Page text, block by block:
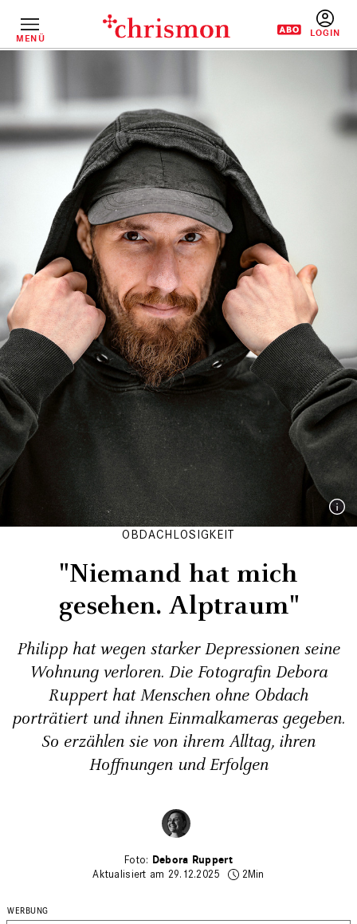
InhaltMENÜ
OBDACHLOSIGKEIT
"Niemand hat mich
gesehen. Alptraum"
Philipp hat wegen starker Depressionen seine
Wohnung verloren. Die Fotografin Debora
Ruppert hat Menschen ohne Obdach
porträtiert und ihnen Einmalkameras gegeben.
So erzählen sie von ihrem Alltag, ihren
Hoffnungen und Erfolgen
Debora Ruppert
Aktualisiert am 29.12.2025
2Min